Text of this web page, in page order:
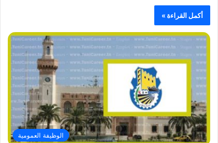
أكمل القراءة »
الوظيفة العمومية